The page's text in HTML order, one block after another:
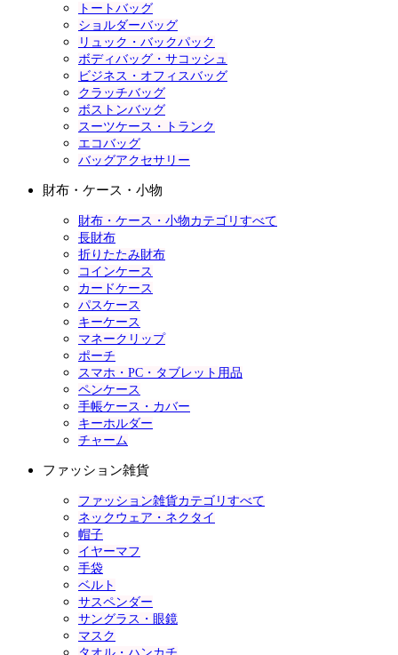
トートバッグ
ショルダーバッグ
リュック・バックパック
ボディバッグ・サコッシュ
ビジネス・オフィスバッグ
クラッチバッグ
ボストンバッグ
スーツケース・トランク
エコバッグ
バッグアクセサリー
財布・ケース・小物
財布・ケース・小物カテゴリすべて
長財布
折りたたみ財布
コインケース
カードケース
パスケース
キーケース
マネークリップ
ポーチ
スマホ・PC・タブレット用品
ペンケース
手帳ケース・カバー
キーホルダー
チャーム
ファッション雑貨
ファッション雑貨カテゴリすべて
ネックウェア・ネクタイ
帽子
イヤーマフ
手袋
ベルト
サスペンダー
サングラス・眼鏡
マスク